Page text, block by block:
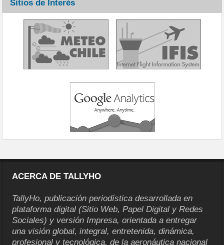
Sitios de Interés
ACERCA DE TALLYHO
TallyHo, publicación periodística desarrollada en
plataforma digital (Sitio Web, Papel Digital y Redes
Sociales) y versión Impresa, orientada a entregar
una visión global, integral, entretenida, dinámica,
profesional y tecnológica, de la aeronáutica nacional